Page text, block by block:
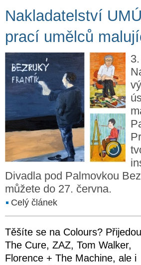
Nakladatelství
prací umělců
Divadla pod Palmovkou
můžete do 27. června.
Celý článek
Těšíte se na Colours? Přijedou
The Cure, ZAZ, Tom Walker,
Florence + The Machine, ale i